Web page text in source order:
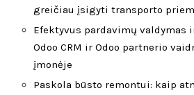
greičiau įsigyti transporto
Efektyvus pardavimų valdymas
Odoo CRM ir Odoo partnerio
įmonėje
Paskola būsto remontui: kaip